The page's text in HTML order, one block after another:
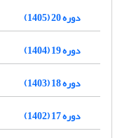
دوره 20 (1405)
دوره 19 (1404)
دوره 18 (1403)
دوره 17 (1402)